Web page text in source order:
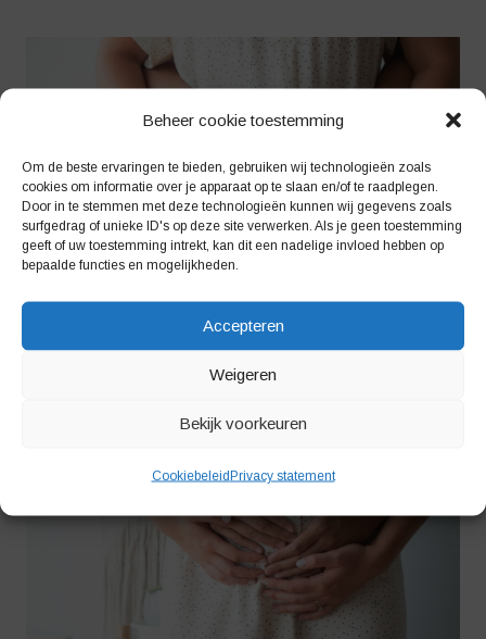
Beheer cookie toestemming
Om de beste ervaringen te bieden, gebruiken wij technologieën zoals
cookies om informatie over je apparaat op te slaan en/of te raadplegen.
Door in te stemmen met deze technologieën kunnen wij gegevens zoals
surfgedrag of unieke ID's op deze site verwerken. Als je geen toestemming
geeft of uw toestemming intrekt, kan dit een nadelige invloed hebben op
bepaalde functies en mogelijkheden.
Accepteren
Weigeren
Bekijk voorkeuren
CookiebeleidPrivacy statement
Workshop: Baby massage